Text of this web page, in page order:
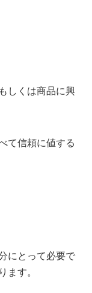
しくは商品に興
て信頼に値する
にとって必要で
ます。